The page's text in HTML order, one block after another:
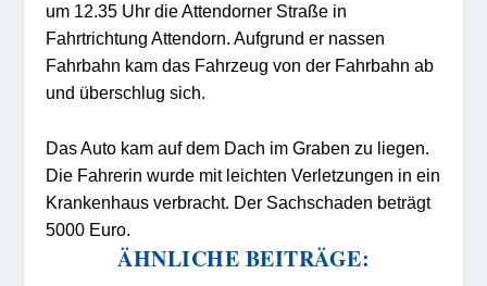
um 12.35 Uhr die Attendorner Straße in
Fahrtrichtung Attendorn. Aufgrund er nassen
Fahrbahn kam das Fahrzeug von der Fahrbahn ab
und überschlug sich.
Das Auto kam auf dem Dach im Graben zu liegen.
Die Fahrerin wurde mit leichten Verletzungen in ein
Krankenhaus verbracht. Der Sachschaden beträgt
5000 Euro.
ÄHNLICHE BEITRÄGE: